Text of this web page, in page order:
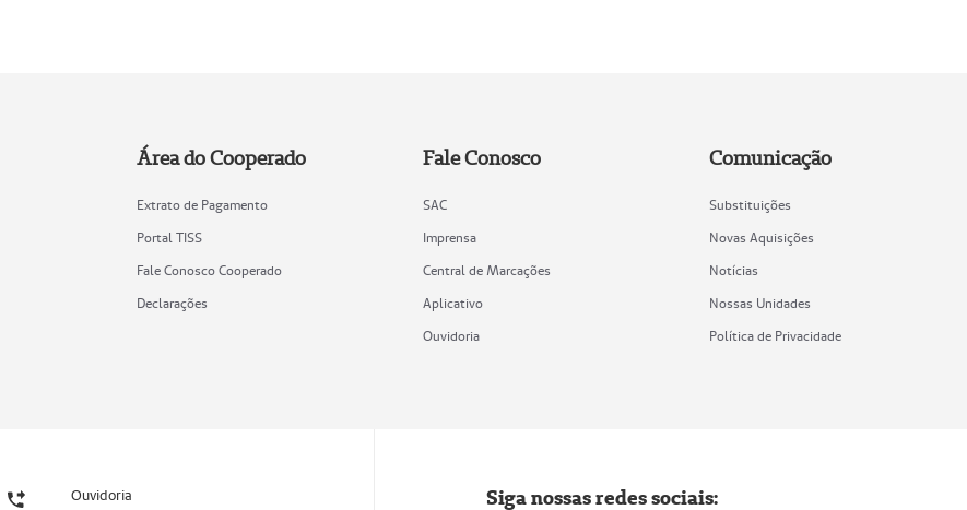
Área do Cooperado
Extrato de Pagamento
Portal TISS
Fale Conosco Cooperado
Declarações
Fale Conosco
SAC
Imprensa
Central de Marcações
Aplicativo
Ouvidoria
Comunicação
Substituições
Novas Aquisições
Notícias
Nossas Unidades
Política de Privacidade
Ouvidoria Siga nossas redes sociais: